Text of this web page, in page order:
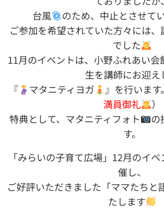
台風
のため、中止とさせて
ご参加を希望されていた方々には
でした
11月のイベントは、小野ふれあい
生を講師にお迎え
『
マタニティヨガ
』を行います
満員御礼
）
特典として、マタニティフォト
の
す。
「みらいの子育て広場」12月のイ
催し、
ご好評いただきました「ママたちと
たします